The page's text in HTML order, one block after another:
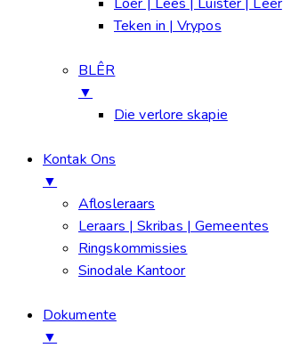
Teken in | Vrypos
BLÊR
▼
Die verlore skapie
Kontak Ons
▼
Aflosleraars
Leraars | Skribas | Gemeentes
Ringskommissies
Sinodale Kantoor
Dokumente
▼